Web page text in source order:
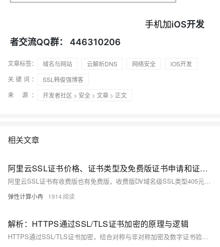
手机加 iOS开发
者交流QQ群： 446310206
文章标签： 域名与网站 云解析DNS 网络安全
iOS开发
关键词：
SSL韩俊强博客
来 源：
开发者社区 > 安全 > 文章 > 正文
相关文章
阿里云SSL证书价格、证书类型及免费版证书申请和证书部署教程参考
阿里云SSL证书有收费版也有免费版，收费版DV域名级SSL类型405元起，免费版证书为DV域名级SSL类型，每个实名个人和企业主体在一个自然年内可以一次性领取20张免费证书。本文为大家详细介绍阿里云SSL证书价格情况，包括不同域名类型、证书类型、证书等级和证书品牌的相关收费标准，以及免费版证书的申请和部署教程参考。
弹性计算小冉 1914
解析：HTTPS通过SSL/TLS证书加密的原理与逻辑
HTTPS通过SSL/TLS证书加密，结合对称与非对称加密及数字证书验证实现安全通信。首先，服务器发送含公钥的数字证书，客户端验证其合法性后生成随机数并用公钥加密发送给服务器，双方据此生成相同的对称密钥。后续通信使用对称加密确保高效性和安全性。同时，数字证书验证服务器身份，防止中间人攻击；哈希算法和数字签名确保数据完整性，防止篡改。整个流程保障了身份认证、数据加密和完整性保护。